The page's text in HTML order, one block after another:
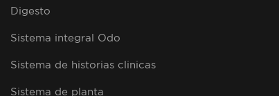
Digesto
Sistema integral Odo
Sistema de historias clinicas
Sistema de planta